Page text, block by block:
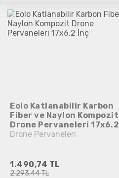
Eolo Katlanabilir Karbon
Fiber ve Naylon Kompozit
Drone Pervaneleri 17x6.2
İnç
Drone Pervaneleri
1.490,74 TL
2.293,44 TL